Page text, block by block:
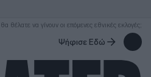
θέλατε να γίνουν οι επόμενες εθνικές εκλογές;
Ψήφισε Εδώ